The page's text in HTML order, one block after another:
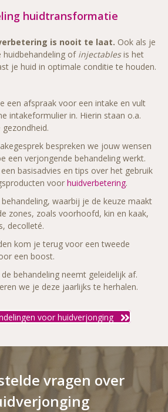
huidtransformatie
is nooit te laat. Ook als je
of injectablesis het
je huid in optimale conditie te houden.
een afspraak voor een intake en vult
intakeformulier in. Hierin staan o.a.
bespreken we jouw wensen
een verjongende behandeling werkt.
basisadvies en tips over het gebruik
voor huidverbetering.
waarbij je de keuze maakt
zones, zoals voorhoofd, kin en kaak,
decolleté.
kom je terug voor een tweede
een boost.
behandeling neemt geleidelijk af.
we je deze jaarlijks te herhalen.
voor huidverjonging
vragen over